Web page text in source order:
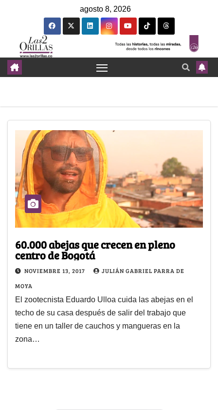
agosto 8, 2026
60.000 abejas que crecen en pleno
centro de Bogotá
NOVIEMBRE 13, 2017
JULIÁN GABRIEL PARRA DE
MOYA
El zootecnista Eduardo Ulloa cuida las abejas en el
techo de su casa después de salir del trabajo que
tiene en un taller de cauchos y mangueras en la
zona…